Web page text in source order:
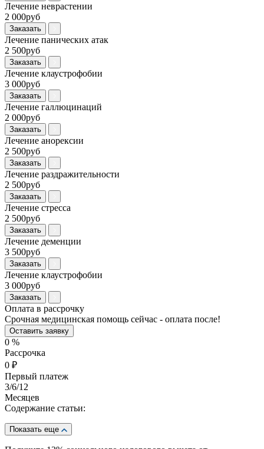
Лечение неврастении
2 000руб
Заказать
Лечение панических атак
2 500руб
Заказать
Лечение клаустрофобии
3 000руб
Заказать
Лечение галлюцинаций
2 000руб
Заказать
Лечение анорексии
2 500руб
Заказать
Лечение раздражительности
2 500руб
Заказать
Лечение стресса
2 500руб
Заказать
Лечение деменции
3 500руб
Заказать
Лечение клаустрофобии
3 000руб
Заказать
Оплата в рассрочку
Срочная медицинская помощь сейчас - оплата после!
Оставить заявку
0 %
Рассрочка
0 ₽
Первый платеж
3/6/12
Месяцев
Содержание статьи:
Показать еще